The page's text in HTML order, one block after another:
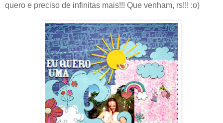
quero e preciso de infinitas mais!!! Que venham, rs!!! :o)